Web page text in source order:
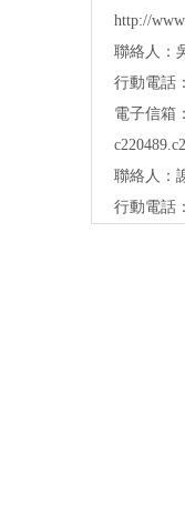
http://
聯絡人：
行動電話
電子信箱：
聯絡人：
行動電話